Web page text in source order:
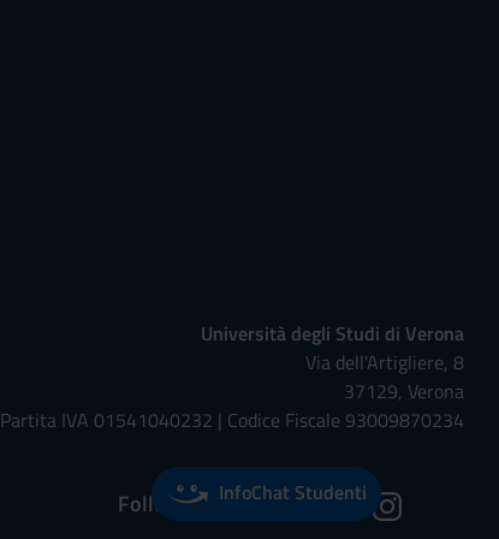
Università degli Studi di Verona
Via dell'Artigliere, 8
37129, Verona
Partita IVA 01541040232 | Codice Fiscale 93009870234
Follow us on:InfoChat Studenti